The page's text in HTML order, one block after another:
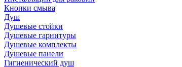
Кнопки смыва
Душ
Душевые стойки
Душевые гарнитуры
Душевые комплекты
Душевые панели
Гигиенический душ